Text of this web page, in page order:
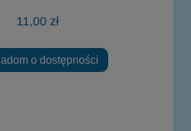
11,00 zł
o dostępności